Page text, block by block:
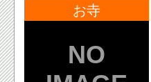
お寺